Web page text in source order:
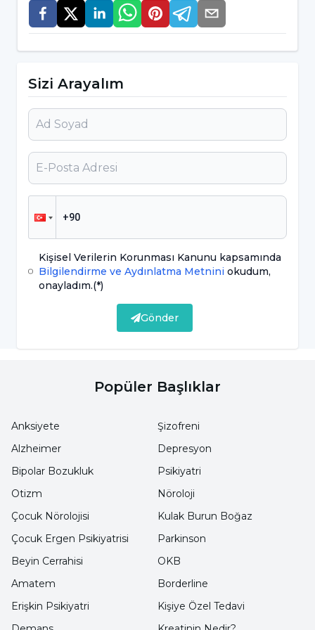
Ailede alerji ya da atopi hikayesinin olması
Siyah ırk
Havanın kirli olması
Bahar alerjisi; alerjik nezle, göz alerjisi ve astıma
semptomlarının bahar aylarında görülmesi ile
Burunda tıkanıklık
Sık sık hapşırma
Sulu burun akıntısı
Sinüslerde baskı, yüz bölgesinde ağrı
Gözaltlarında şişlik ve renk değişimi
Koku ve tat duyusunun azalması
buruna sürme ve kaşıma durumu
Sizi Arayalım
Kişisel Verilerin Korunması Kanunu kapsamında
Bilgilendirme ve Aydınlatma Metniniokudum,
onayladım.(*)
Gönder
Popüler Başlıklar
Anksiyete
Alzheimer
Bipolar Bozukluk
Otizm
Çocuk Nörolojisi
Şizofreni
Depresyon
Psikiyatri
Nöroloji
Kulak Burun Boğaz
Çocuk Ergen Psikiyatrisi
Beyin Cerrahisi
Amatem
Erişkin Psikiyatri
Parkinson
OKB
Borderline
Kişiye Özel Tedavi